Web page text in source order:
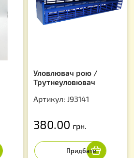
Уловлювач рою /
Трутнеуловювач
Артикул: J93141
380.00 грн.